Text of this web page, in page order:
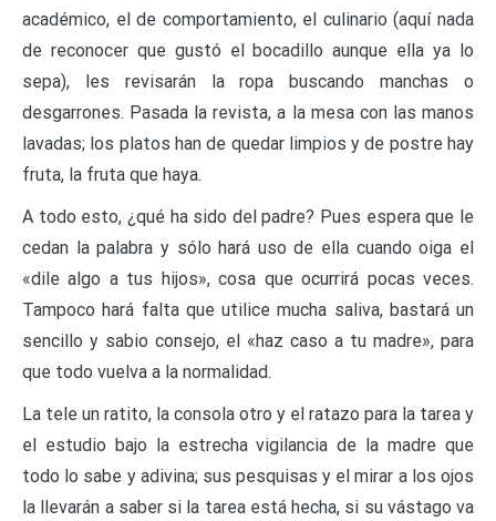
académico, el de comportamiento, el culinario (aquí nada
de reconocer que gustó el bocadillo aunque ella ya lo
sepa), les revisarán la ropa buscando manchas o
desgarrones. Pasada la revista, a la mesa con las manos
lavadas; los platos han de quedar limpios y de postre hay
fruta, la fruta que haya.
A todo esto, ¿qué ha sido del padre? Pues espera que le
cedan la palabra y sólo hará uso de ella cuando oiga el
«dile algo a tus hijos», cosa que ocurrirá pocas veces.
Tampoco hará falta que utilice mucha saliva, bastará un
sencillo y sabio consejo, el «haz caso a tu madre», para
que todo vuelva a la normalidad.
La tele un ratito, la consola otro y el ratazo para la tarea y
el estudio bajo la estrecha vigilancia de la madre que
todo lo sabe y adivina; sus pesquisas y el mirar a los ojos
la llevarán a saber si la tarea está hecha, si su vástago va